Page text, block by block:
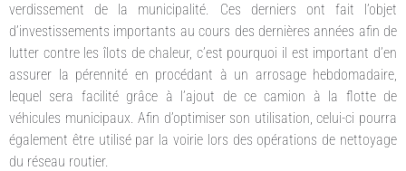
verdissement de la municipalité. Ces derniers ont fait l’objet
d’investissements importants au cours des dernières années afin de
lutter contre les îlots de chaleur, c’est pourquoi il est important d’en
assurer la pérennité en procédant à un arrosage hebdomadaire,
lequel sera facilité grâce à l’ajout de ce camion à la flotte de
véhicules municipaux. Afin d’optimiser son utilisation, celui-ci pourra
également être utilisé par la voirie lors des opérations de nettoyage
du réseau routier.